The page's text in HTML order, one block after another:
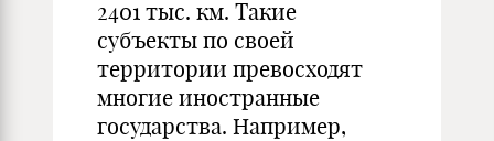
2401 тыс. км. Такие
субъекты по своей
территории превосходят
многие иностранные
государства. Например,